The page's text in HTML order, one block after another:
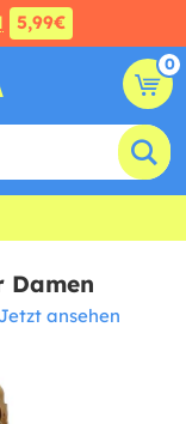
5,99€
0
Damen
Jetzt ansehen